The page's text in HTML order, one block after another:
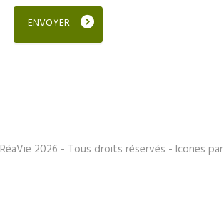
RéaVie 2026 - Tous droits réservés - Icones par